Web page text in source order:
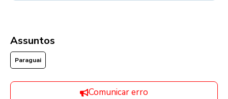
Assuntos
Paraguai
Comunicar erro